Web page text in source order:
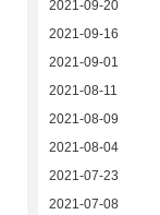
2021-09-20
2021-09-16
2021-09-01
2021-08-11
2021-08-09
2021-08-04
2021-07-23
2021-07-08